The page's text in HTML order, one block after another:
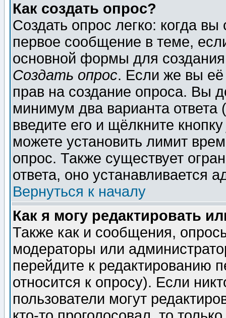
Как создать опрос?
Создать опрос легко: когда
первое сообщение в теме,
основной формы для
Создать опрос. Если же вы её
прав на создание опроса. Вы
минимум два варианта ответа
введите его и щёлкните
можете установить лимит
опрос. Также существует
ответа, оно устанавливается
Вернуться к началу
Как я могу редактировать
Также как и сообщения,
модераторы или
перейдите к редактированию
относится к опросу). Если
пользователи могут